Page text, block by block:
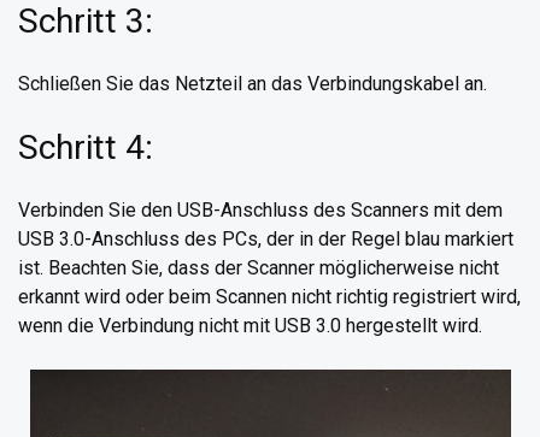
Schritt 3:
Schließen Sie das Netzteil an das Verbindungskabel an.
Schritt 4:
Verbinden Sie den USB-Anschluss des Scanners mit dem
USB 3.0-Anschluss des PCs, der in der Regel blau markiert
ist. Beachten Sie, dass der Scanner möglicherweise nicht
erkannt wird oder beim Scannen nicht richtig registriert wird,
wenn die Verbindung nicht mit USB 3.0 hergestellt wird.